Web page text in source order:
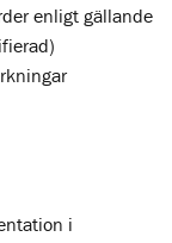
enligt gällande
i